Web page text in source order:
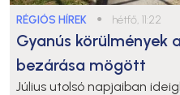
RÉGIÓS HÍREK ● hétfő, 11:22
Gyanús körülmények
bezárása mögött
Július utolsó napjaiban